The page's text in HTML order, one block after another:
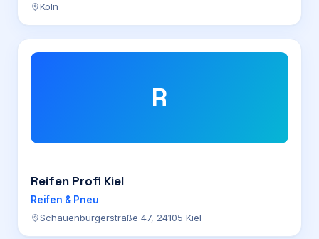
Köln
R
Reifen Profi Kiel
Reifen & Pneu
Schauenburgerstraße 47, 24105 Kiel